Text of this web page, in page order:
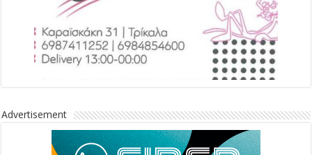
Advertisement